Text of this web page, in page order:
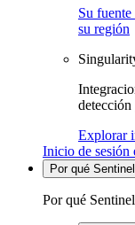
Su fuente
su región
detección
Explorar
Inicio de sesión
Por qué
Por qué